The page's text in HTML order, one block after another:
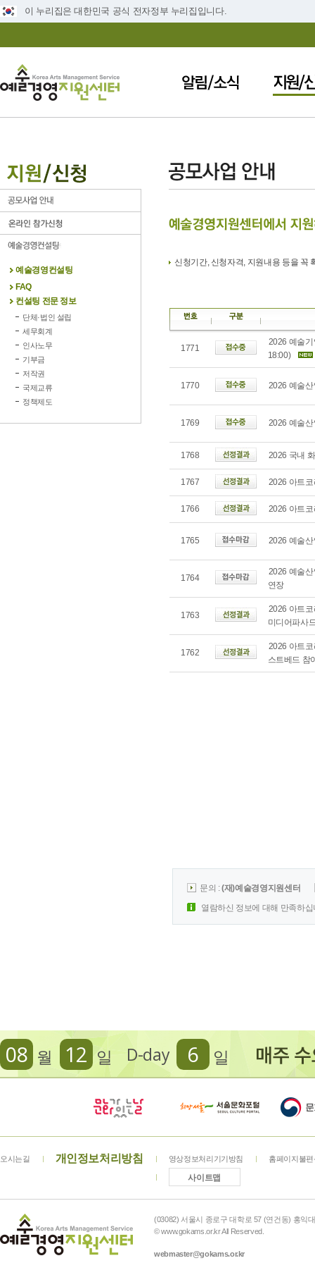
이 누리집은 대한민국 공식 전자정부 누리집입니다.
예술경영컨설팅
FAQ
컨설팅 전문 정보
단체·법인 설립
세무회계
인사노무
기부금
저작권
국제교류
정책제도
신청기간, 신청자격, 지원내용 등을 꼭
1771
2026 예술
18:00)
1770 2026 예술
1769 2026 예술
1768 2026 국내
1767 2026 아트
1766 2026 아트
1765 2026 예술
1764
2026 예술
연장
1763
2026 아트
미디어파사
1762
2026 아트
스트베드 참
문의 :(재)예술경영지원센터
열람하신 정보에 대해 만족하
D-day 6 일
08 월 12 일
오시는길 개인정보처리방침 영상정보처리기기방침 홈페이지불
사이트맵
(03082) 서울시 종로구 대학로 57 (연건동) 홍익
© www.gokams.or.kr All Reserved.
webmaster@gokams.or.kr